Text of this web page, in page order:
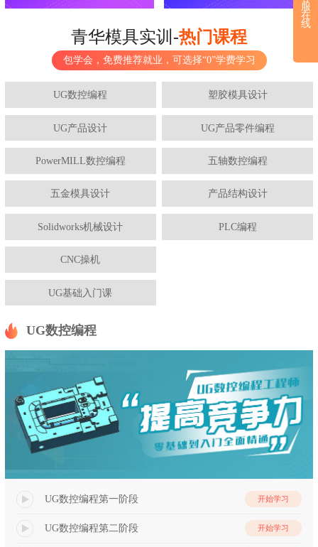
青华模具实训-热门课程
包学会，免费推荐就业，可选择“0”学费学习
UG数控编程 塑胶模具设计
UG产品设计 UG产品零件编程
PowerMILL数控编程 五轴数控编程
五金模具设计 产品结构设计
Solidworks机械设计 PLC编程
CNC操机
UG基础入门课
UG数控编程
UG数控编程第一阶段 开始学习
UG数控编程第二阶段 开始学习
服
在
线